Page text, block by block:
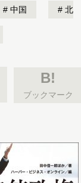
中国 北
B!
ブックマーク